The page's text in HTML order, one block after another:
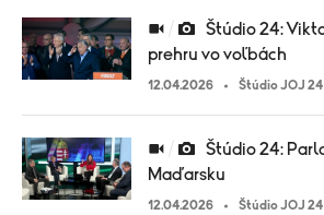
prehru vo voľbách
12.04.2026 Štúdio JOJ 24
Maďarsku
12.04.2026 Štúdio JOJ 24